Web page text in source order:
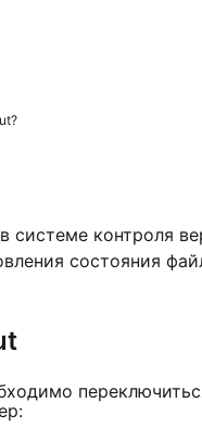
контроля
состояния